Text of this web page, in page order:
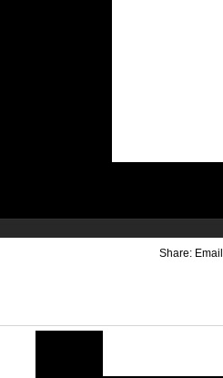
Share: Email